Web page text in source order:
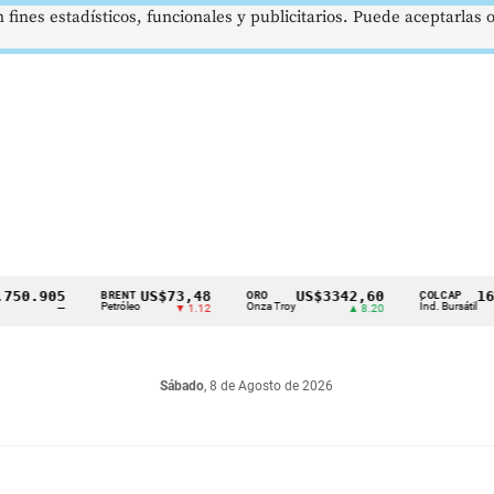
BRENT
Petróleo
US$73,48
▼ 1.12
ORO
Onza Troy
US$3342,60 COLCAP
Índ. Bursátil
Sábado, 8 de Agosto de 2026
estadísticos, funcionales y publicitarios. Puede aceptarlas